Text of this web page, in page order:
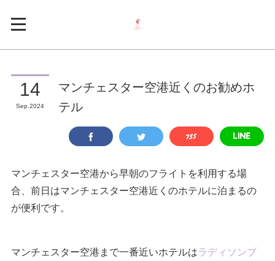
14
Sep 2024
マンチェスター空港近くのお勧めホ
テル
マンチェスター空港から早朝のフライトを利用する場
合、前日はマンチェスター空港近くのホテルに泊まるの
が便利です。
マンチェスター空港まで一番近いホテルはラディソンブ